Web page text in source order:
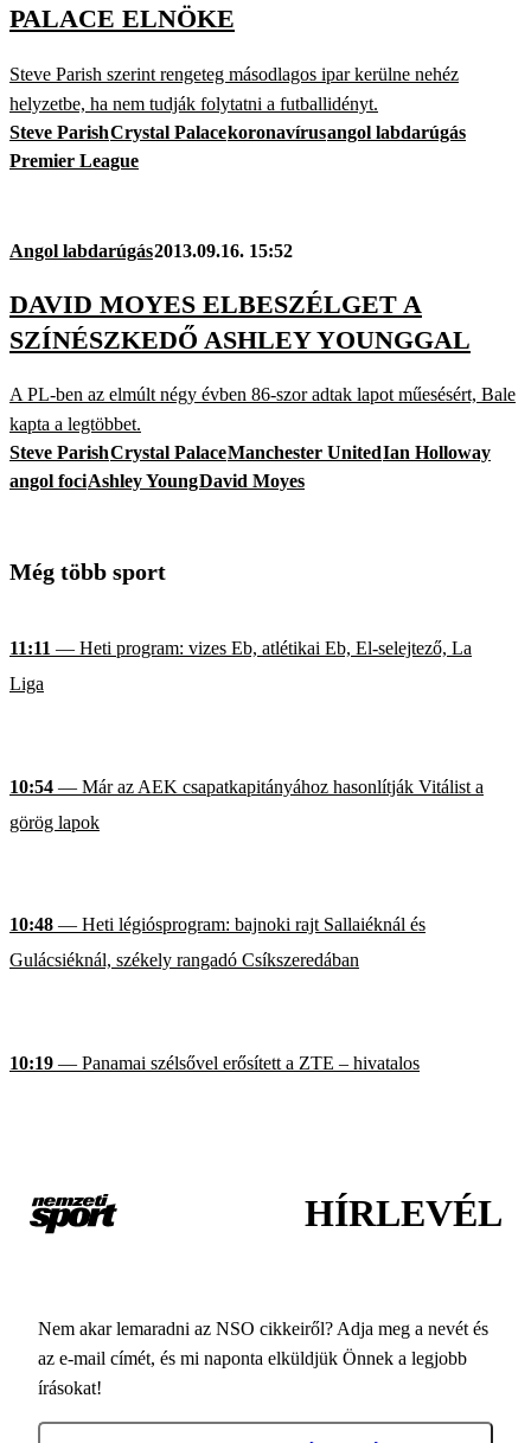
PALACE ELNÖKE
Steve Parish szerint rengeteg másodlagos ipar kerülne nehéz
helyzetbe, ha nem tudják folytatni a futballidényt.
Steve ParishCrystal Palacekoronavírusangol labdarúgás
Premier League
Angol labdarúgás2013.09.16. 15:52
DAVID MOYES ELBESZÉLGET A
SZÍNÉSZKEDŐ ASHLEY YOUNGGAL
A PL-ben az elmúlt négy évben 86-szor adtak lapot műesésért, Bale
kapta a legtöbbet.
Steve ParishCrystal PalaceManchester UnitedIan Holloway
angol fociAshley YoungDavid Moyes
Még több sport
11:11 — Heti program: vizes Eb, atlétikai Eb, El-selejtező, La
Liga
10:54 — Már az AEK csapatkapitányához hasonlítják Vitálist a
görög lapok
10:48 — Heti légiósprogram: bajnoki rajt Sallaiéknál és
Gulácsiéknál, székely rangadó Csíkszeredában
10:19 — Panamai szélsővel erősített a ZTE – hivatalos
HÍRLEVÉL
Nem akar lemaradni az NSO cikkeiről? Adja meg a nevét és
az e-mail címét, és mi naponta elküldjük Önnek a legjobb
írásokat!